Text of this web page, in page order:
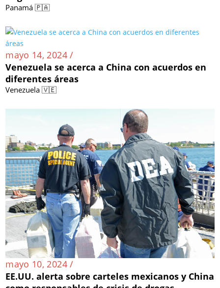
Panamá 🇵🇦
mayo 14, 2024 /
Venezuela se acerca a China con acuerdos en
diferentes áreas
Venezuela 🇻🇪
mayo 10, 2024 /
EE.UU. alerta sobre carteles mexicanos y China